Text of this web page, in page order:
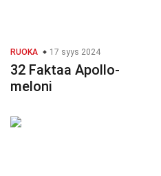
RUOKA 17 syys 2024
32 Faktaa Apollo-
meloni